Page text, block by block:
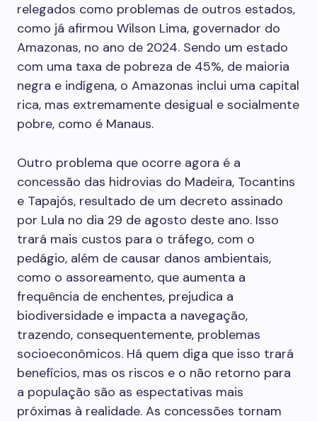
relegados como problemas de outros estados,
como já afirmou Wilson Lima, governador do
Amazonas, no ano de 2024. Sendo um estado
com uma taxa de pobreza de 45%, de maioria
negra e indígena, o Amazonas inclui uma capital
rica, mas extremamente desigual e socialmente
pobre, como é Manaus.
Outro problema que ocorre agora é a
concessão das hidrovias do Madeira, Tocantins
e Tapajós, resultado de um decreto assinado
por Lula no dia 29 de agosto deste ano. Isso
trará mais custos para o tráfego, com o
pedágio, além de causar danos ambientais,
como o assoreamento, que aumenta a
frequência de enchentes, prejudica a
biodiversidade e impacta a navegação,
trazendo, consequentemente, problemas
socioeconômicos. Há quem diga que isso trará
benefícios, mas os riscos e o não retorno para
a população são as espectativas mais
próximas à realidade. As concessões tornam